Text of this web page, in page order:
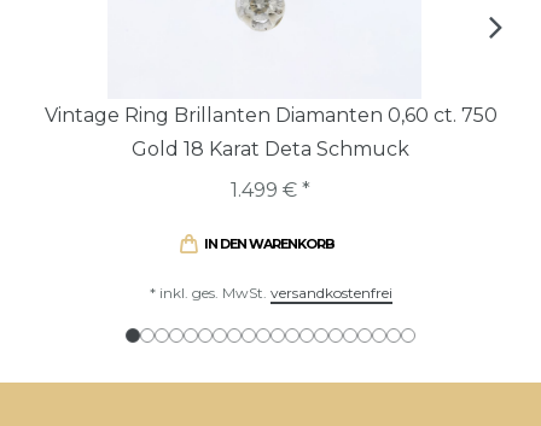
Vintage Ring Brillanten Diamanten 0,60 ct. 750
Gold 18 Karat Deta Schmuck
1.499 € *
IN DEN WARENKORB
* inkl. ges. MwSt. versandkostenfrei